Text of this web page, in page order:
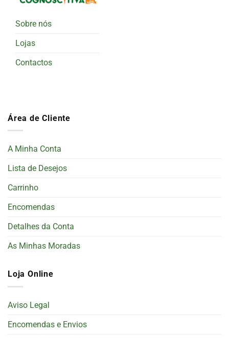
Sobre nós
Lojas
Contactos
Área de Cliente
A Minha Conta
Lista de Desejos
Carrinho
Encomendas
Detalhes da Conta
As Minhas Moradas
Loja Online
Aviso Legal
Encomendas e Envios